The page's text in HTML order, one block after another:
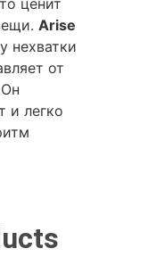
ценит
Arise
нехватки
от
и легко